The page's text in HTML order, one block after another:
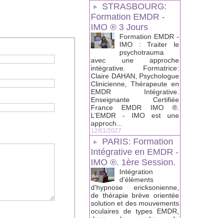
STRASBOURG:
Formation EMDR -
IMO ® 3 Jours
Formation EMDR -
IMO : Traiter le
psychotrauma
avec une approche
intégrative. Formatrice:
Claire DAHAN, Psychologue
Clinicienne, Thérapeute en
EMDR Intégrative.
Enseignante Certifiée
France EMDR IMO ®.
L’EMDR - IMO est une
approch...
12/01/2027
PARIS: Formation
Intégrative en EMDR -
IMO ®. 1ère Session.
Intégration
d'éléments
d'hypnose ericksonienne,
de thérapie brève orientée
solution et des mouvements
oculaires de types EMDR,